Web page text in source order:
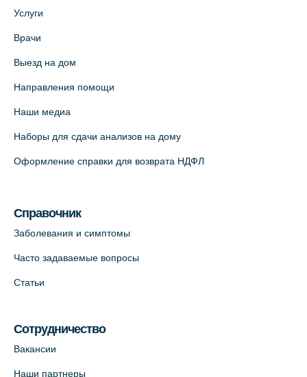
+7 (812) 660-73-69
+7 (812) 660-73-69
На карте
Красносельское шоссе, 54, к.3
Медицинский центр на Кондратьевском
Услуги
Врачи
Выезд на дом
Направления помощи
Наши медиа
Наборы для сдачи анализов на дому
Оформление справки для возврата НДФЛ
Справочник
Заболевания и симптомы
Часто задаваемые вопросы
Статьи
Сотрудничество
Вакансии
Наши партнеры